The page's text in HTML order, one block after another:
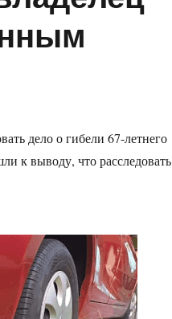
дело о гибели 67-летнего
к выводу, что расследовать